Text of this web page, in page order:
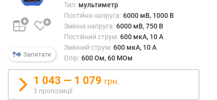
і
н
.
к
Запитати
Тип: мультиметр
Постійна напруга: 6000 мВ, 1000 В
Змінна напруга: 6000 мВ, 750 В
Постійний струм: 600 мкА, 10 А
Змінний струм: 600 мкА, 10 А
Опір: 600 Ом, 60 МОм
1 043 — 1 079 грн.
3 пропозиції